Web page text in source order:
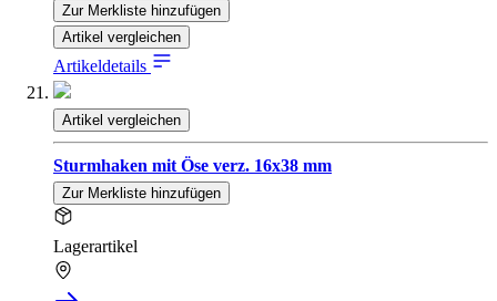
Zur Merkliste hinzufügen
Artikel vergleichen
Artikeldetails
Artikel vergleichen
Sturmhaken mit Öse verz. 16x38 mm
Zur Merkliste hinzufügen
Lagerartikel